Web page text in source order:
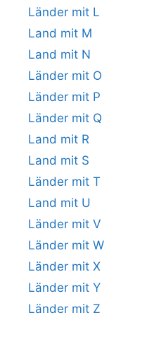
Länder mit L
Land mit M
Land mit N
Länder mit O
Länder mit P
Länder mit Q
Land mit R
Land mit S
Länder mit T
Land mit U
Länder mit V
Länder mit W
Länder mit X
Länder mit Y
Länder mit Z